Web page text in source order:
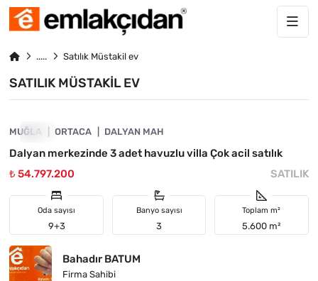
Satılık Müstakil ev
SATILIK MÜSTAKIL EV
ACIL
MUĞLA ORTACA DALYAN MAH
Dalyan merkezinde 3 adet havuzlu villa Çok acil satılık
₺ 54.797.200
SATILIK
Oda sayısı
9+3
Banyo sayısı
3
Toplam m²
5.600 m²
Bahadır BATUM
Firma Sahibi